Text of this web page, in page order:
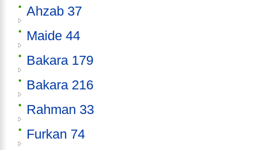
Ahzab 37
Maide 44
Bakara 179
Bakara 216
Rahman 33
Furkan 74